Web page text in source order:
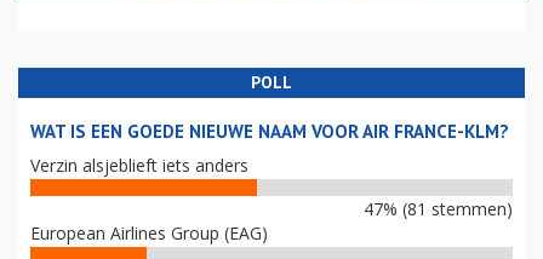
POLL
WAT IS EEN GOEDE NIEUWE NAAM VOOR AIR FRANCE-KLM?
Verzin alsjeblieft iets anders
47% (81 stemmen)
European Airlines Group (EAG)